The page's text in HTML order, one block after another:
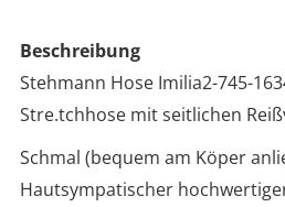
Beschreibung
Stehmann Hose Imilia2-745-
Stre.tchhose mit seitlichen
Schmal (bequem am Köper
Hautsympatischer